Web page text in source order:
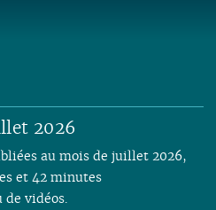
2026
au mois de juillet 2026,
et 42 minutes
de vidéos.